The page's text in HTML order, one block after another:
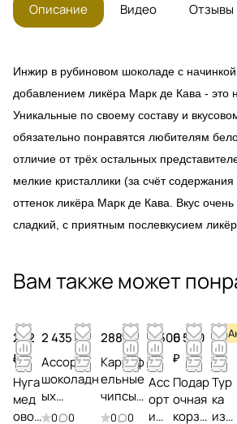
Описание Видео Отзывы
Инжир в рубиновом шоколаде с
добавлением ликёра Марк де Кава - это
Уникальные по своему составу и
обязательно понравятся любителям
отличие от трёх остальных
мелкие кристаллики (за счёт содержания
оттенок ликёра Марк де Кава. Вкус
сладкий, с приятным послевкусием
Вам также может
282
₽
Нуга
мед
ово-
2 435 ₽
Ассорти
шоколадн
ых
конфет с
0
0
288 ₽
Картоф
ельные
чипсы
Arte
0
0
2 500
₽
Асс
орт
и
6 500
₽
Подар
очная
корзи
1
₽
Тур
ка
из